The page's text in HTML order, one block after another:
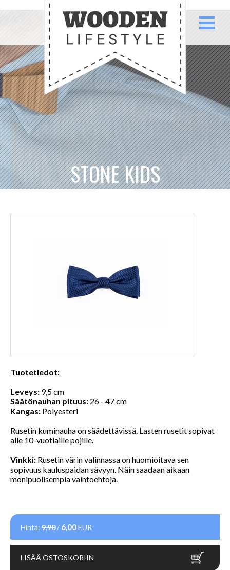
STONE KIDS
Tuotetiedot:
Leveys: 9,5 cm
Säätönauhan pituus: 26 - 47 cm
Kangas: Polyesteri
Rusetin kuminauha on säädettävissä. Lasten rusetit sopivat
alle 10-vuotiaille pojille.
Vinkki: Rusetin värin valinnassa on huomioitava sen
sopivuus kauluspaidan sävyyn. Näin saadaan aikaan
monipuolisempia vaihtoehtoja.
Hinta: 9,90/ 6,00EUR
LISÄÄ OSTOSKORIIN